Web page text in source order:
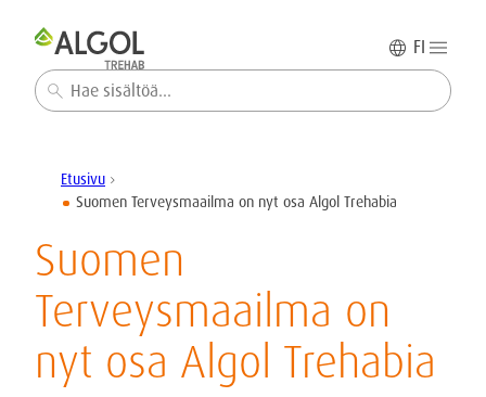
FI
Haku
Etusivu chevron_right
Suomen Terveysmaailma on nyt osa Algol Trehabia
Suomen
Terveysmaailma on
nyt osa Algol Trehabia